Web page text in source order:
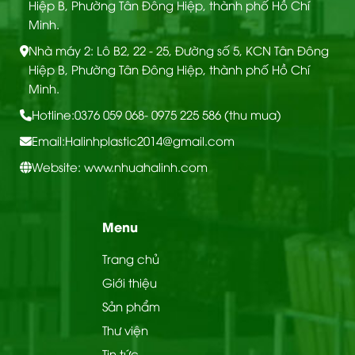
CẤU TẠO TẤM ỐP ĐA NĂNG THAN TRE
Hiệp B, Phường Tân Đông Hiệp, thành phố Hồ Chí
Minh.
Nhà máy 2: Lô B2, 22 - 25, Đường số 5, KCN Tân Đông
Hiệp B, Phường Tân Đông Hiệp, thành phố Hồ Chí
Minh.
Hotline:0376 059 068- 0975 225 586 (thu mua)
Email:Halinhplastic2014@gmail.com
Website: www.nhuahalinh.com
Menu
Trang chủ
Giới thiệu
Sản phẩm
Thư viện